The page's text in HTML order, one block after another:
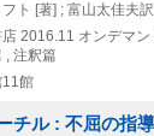
ト [著] ; 富山太佳夫訳
2016.11 オンデマン
, 注釈篇
11館
チル : 不屈の指